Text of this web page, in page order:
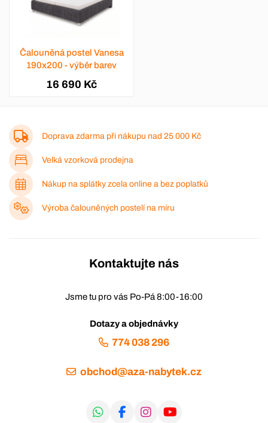
Čalouněná postel Vanesa
190x200 - výběr barev
16 690 Kč
Doprava zdarma při nákupu nad 25 000 Kč
Velká vzorková prodejna
Nákup na splátky zcela online a bez poplatků
Výroba čalouněných postelí na míru
Kontaktujte nás
Jsme tu pro vás Po-Pá 8:00-16:00
Dotazy a objednávky
774 038 296
obchod@aza-nabytek.cz